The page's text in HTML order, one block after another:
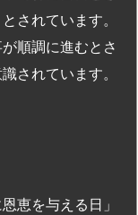
されています。
順調に進むとさ
されています。
恵を与える日」